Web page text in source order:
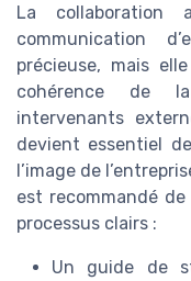
La collaboration
communication
précieuse, mais
cohérence de
intervenants
devient essentiel
l’image de
est recommandé
processus clairs :
Un guide de